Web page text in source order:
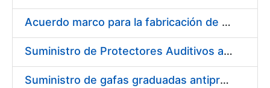
Erakutsi/Ezkutatu
Acuerdo marco para la fabricación de piezas
Suministro de Protectores Auditivos a medida para las personas trabajadoras de los Centros de Trabajo de Madrid y Burgos
Suministro de gafas graduadas antiproyecciones para los trabajadores de la FNMT-RCM en los centros de trabajo de Madrid y Burgos